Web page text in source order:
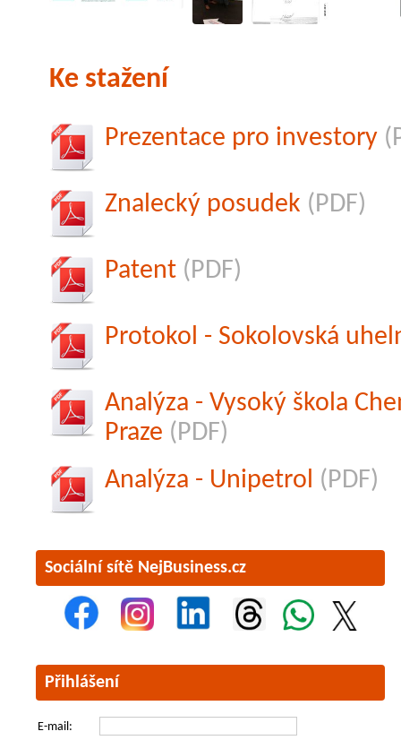
Ke stažení
Prezentace pro investory
Znalecký posudek (PDF)
Patent (PDF)
Protokol - Sokolovská
Analýza - Vysoký škola
Praze (PDF)
Analýza - Unipetrol (PDF)
Sociální sítě NejBusiness.cz
Přihlášení
E-mail: